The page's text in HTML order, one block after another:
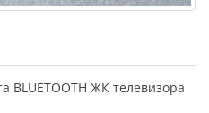
BLUETOOTH ЖК телевизора